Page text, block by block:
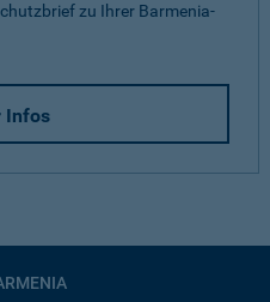
zu Ihrer Barmenia-
Infos